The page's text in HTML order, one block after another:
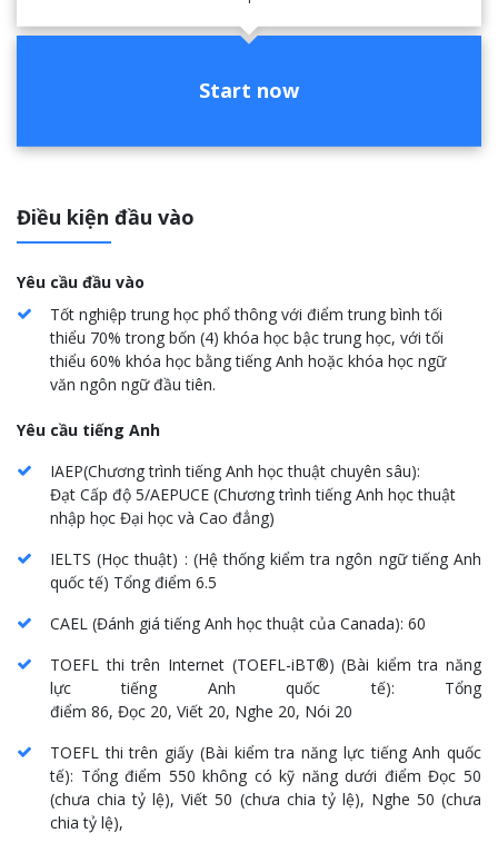
Start now
Điều kiện đầu vào
Yêu cầu đầu vào
Tốt nghiệp trung học phổ thông với điểm trung bình tối
thiểu 70% trong bốn (4) khóa học bậc trung học, với tối
thiểu 60% khóa học bằng tiếng Anh hoặc khóa học ngữ
văn ngôn ngữ đầu tiên.
Yêu cầu tiếng Anh
IAEP(Chương trình tiếng Anh học thuật chuyên sâu):
Đạt Cấp độ 5/AEPUCE (Chương trình tiếng Anh học thuật
nhập học Đại học và Cao đẳng)
IELTS (Học thuật) : (Hệ thống kiểm tra ngôn ngữ tiếng Anh
quốc tế) Tổng điểm 6.5
CAEL (Đánh giá tiếng Anh học thuật của Canada): 60
TOEFL thi trên Internet(TOEFL-iBT®) (Bài kiểm tra năng
lực tiếng Anh quốc tế): Tổng
điểm 86, Đọc 20, Viết 20, Nghe 20, Nói 20
TOEFL thi trên giấy (Bài kiểm tra năng lực tiếng Anh quốc
tế): Tổng điểm 550không có kỹ năng dưới điểmĐọc 50
(chưa chia tỷ lệ), Viết 50 (chưa chia tỷ lệ), Nghe 50 (chưa
chia tỷ lệ),